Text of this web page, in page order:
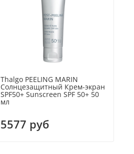
Thalgo PEELING MARIN
Солнцезащитный Крем-экран
SPF50+ Sunscreen SPF 50+ 50
мл
5577 руб